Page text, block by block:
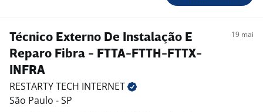
Técnico Externo De Instalação E
Reparo Fibra - FTTA-FTTH-FTTX-
INFRA
19 mai
RESTARTY TECH INTERNET
São Paulo - SP